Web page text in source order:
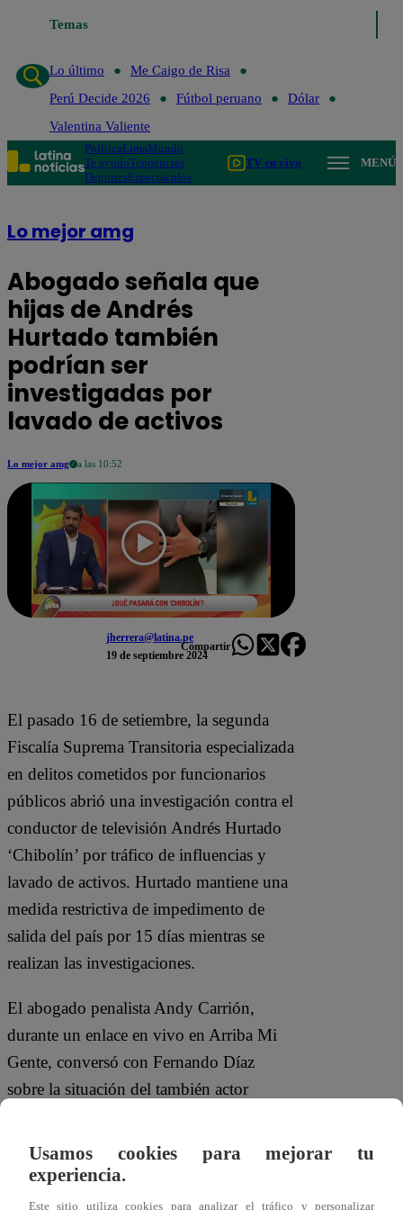
Temas
Lo último
Me Caigo de Risa
Perú Decide 2026
Fútbol peruano
Dólar
Valentina Valiente
PolíticaLimaMundo
Te ayudoTendencias
DeportesEspectáculos
TV en vivo MENÚ
Lo mejor amg
Abogado señala que
hijas de Andrés
Hurtado también
podrían ser
investigadas por
lavado de activos
Lo mejor amg a las 10:52
jherrera@latina.pe
19 de septiembre 2024
Compartir
El pasado 16 de setiembre, la segunda
Fiscalía Suprema Transitoria especializada
en delitos cometidos por funcionarios
públicos abrió una investigación contra el
conductor de televisión Andrés Hurtado
‘Chibolín’ por tráfico de influencias y
lavado de activos. Hurtado mantiene una
medida restrictiva de impedimento de
salida del país por 15 días mientras se
realizan las investigaciones.
El abogado penalista Andy Carrión,
durante un enlace en vivo en Arriba Mi
Gente, conversó con Fernando Díaz
sobre la situación del también actor
Hurtado tendrá que justificar su estilo de
vida, sus ingresos, propiedades y cuentas
Usamos cookies para mejorar tu
experiencia.
Este sitio utiliza cookies para analizar el tráfico y personalizar